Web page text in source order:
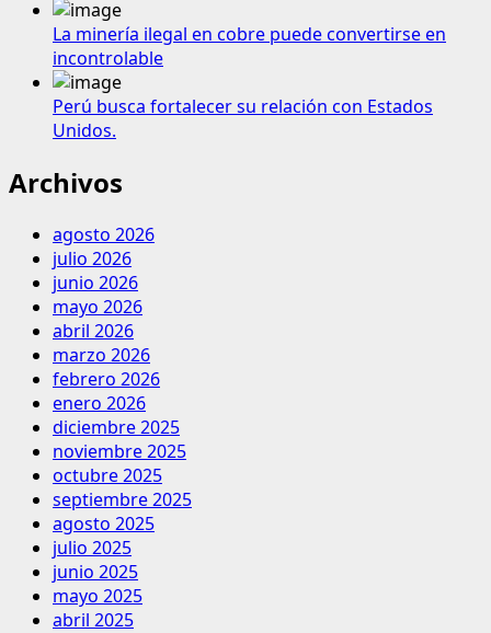
La minería ilegal en cobre puede convertirse en
incontrolable
Perú busca fortalecer su relación con Estados
Unidos.
Archivos
agosto 2026
julio 2026
junio 2026
mayo 2026
abril 2026
marzo 2026
febrero 2026
enero 2026
diciembre 2025
noviembre 2025
octubre 2025
septiembre 2025
agosto 2025
julio 2025
junio 2025
mayo 2025
abril 2025